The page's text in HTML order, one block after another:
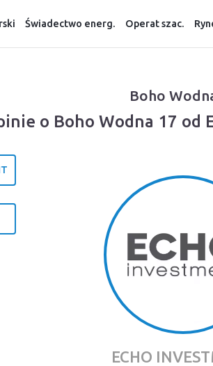
Świadectwo energ. Operat szac.
Boho
o Boho Wodna 17 od
ECHO